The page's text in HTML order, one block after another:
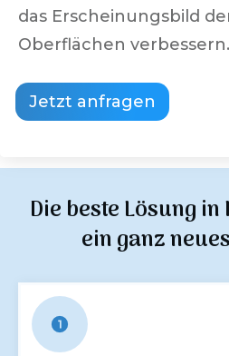
das Erscheinungsbild
Oberflächen verbessern.
Jetzt anfragen
Die beste Lösung in
ein ganz